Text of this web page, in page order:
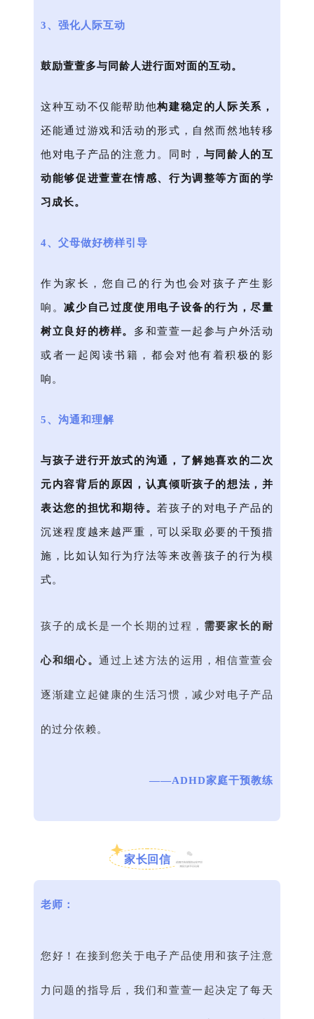
3、强化人际互动
鼓励萱萱多与同龄人进行面对面的互动。
这种互动不仅能帮助他构建稳定的人际关系，
还能通过游戏和活动的形式，自然而然地转移
他对电子产品的注意力。同时， 与同龄人的互
动能够促进萱萱在情感、行为调整等方面的学
习成长。
4、父母做好榜样引导
作为家长，您自己的行为也会对孩子产生影
响。减少自己过度使用电子设备的行为，尽量
树立良好的榜样。 多和萱萱一起参与户外活动
或者一起阅读书籍，都会对他有着积极的影
响。
5、沟通和理解
与孩子进行开放式的沟通，了解她喜欢的二次
元内容背后的原因，认真倾听孩子的想法，并
表达您的担忧和期待。 若孩子的对电子产品的
沉迷程度越来越严重，可以采取必要的干预措
施，比如认知行为疗法等来改善孩子的行为模
式。
孩子的成长是一个长期的过程， 需要家长的耐
心和细心。通过上述方法的运用，相信萱萱会
逐渐建立起健康的生活习惯，减少对电子产品
的过分依赖。
——ADHD家庭干预教练
家长回信
老师：
您好！在接到您关于电子产品使用和孩子注意
力问题的指导后，我们和萱萱一起决定了每天